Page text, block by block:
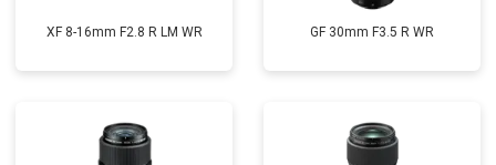
XF 8-16mm F2.8 R LM WR GF 30mm F3.5 R WR